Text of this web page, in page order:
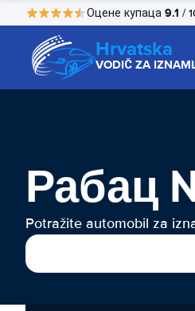
Оцене купаца 9.1 /
Hrvatska
VODIČ ZA
Рабац
Potražite automobil za